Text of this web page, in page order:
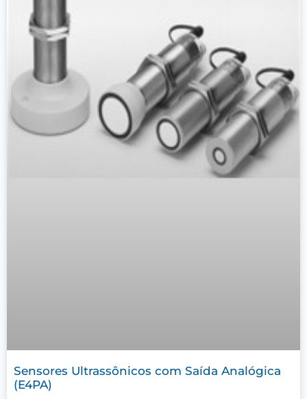
Sensores Ultrassônicos com Saída Analógica
(E4PA)